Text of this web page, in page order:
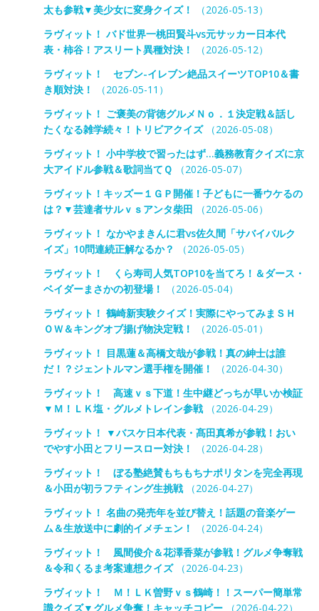
太も参戦▼美少女に変身クイズ！
（2026-05-13）
ラヴィット！ バド世界一桃田賢斗vs元サッカー日本代
表・柿谷！アスリート異種対決！
（2026-05-12）
ラヴィット！ セブン-イレブン絶品スイーツTOP10＆書
き順対決！
（2026-05-11）
ラヴィット！ ご褒美の背徳グルメＮｏ．１決定戦＆話し
たくなる雑学続々！トリビアクイズ（2026-05-08）
ラヴィット！ 小中学校で習ったはず…義務教育クイズに京
大アイドル参戦＆歌詞当てＱ （2026-05-07）
ラヴィット！キッズー１ＧＰ開催！子どもに一番ウケるの
は？▼芸達者サルｖｓアンタ柴田 （2026-05-06）
ラヴィット！ なかやまきんに君vs佐久間「サバイバルク
イズ」10問連続正解なるか？
（2026-05-05）
ラヴィット！ くら寿司人気TOP10を当てろ！＆ダース・
ベイダーまさかの初登場！
（2026-05-04）
ラヴィット！ 鶴崎新実験クイズ！実際にやってみまＳＨ
ＯＷ＆キングオブ揚げ物決定戦！
（2026-05-01）
ラヴィット！ 目黒蓮＆高橋文哉が参戦！真の紳士は誰
だ！？ジェントルマン選手権を開催！
（2026-04-30）
ラヴィット！ 高速ｖｓ下道！生中継どっちが早いか検証
▼Ｍ！ＬＫ塩・グルメトレイン参戦（2026-04-29）
ラヴィット！ ▼バスケ日本代表・髙田真希が参戦！おい
でやす小田とフリースロー対決！
（2026-04-28）
ラヴィット！ ぼる塾絶賛もちもちナポリタンを完全再現
＆小田が初ラフティング生挑戦（2026-04-27）
ラヴィット！ 名曲の発売年を並び替え！話題の音楽ゲー
ム＆生放送中に劇的イメチェン！
（2026-04-24）
ラヴィット！ 風間俊介＆花澤香菜が参戦！グルメ争奪戦
＆令和くるま考案連想クイズ（2026-04-23）
ラヴィット！ Ｍ！ＬＫ曽野ｖｓ鶴崎！！スーパー簡単常
識クイズ▼グルメ争奪！キャッチコピー（2026-04-22）